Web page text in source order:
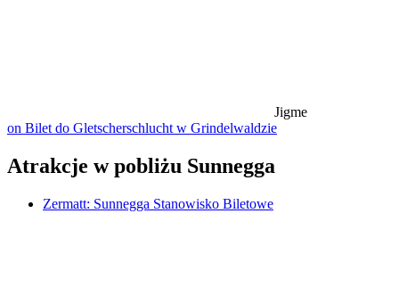
Jigme
on Bilet do Gletscherschlucht w Grindelwaldzie
Atrakcje w pobliżu Sunnegga
Zermatt: Sunnegga Stanowisko Biletowe